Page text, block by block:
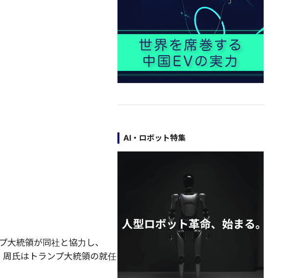
統領が同社と協力し、
氏はトランプ大統領の就任
AI・ロボット特集